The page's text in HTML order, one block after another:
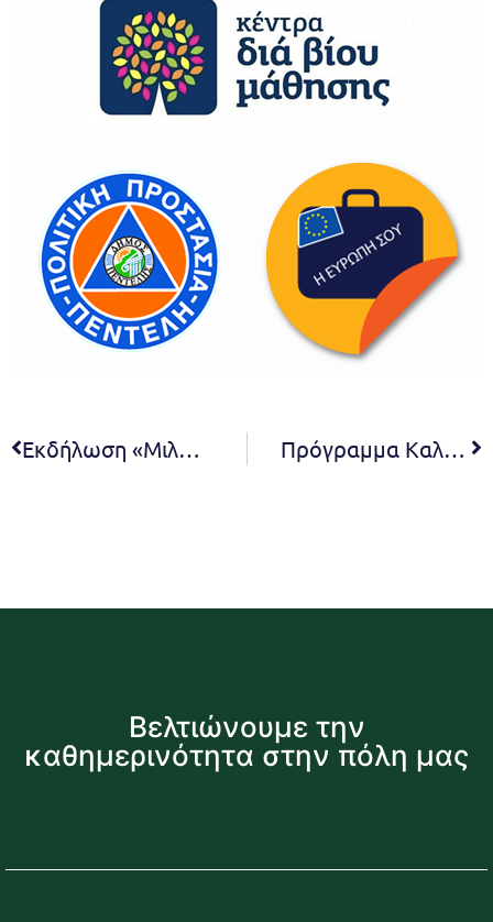
Εκδήλωση «Μιλώντας για την Ισότητα» Πρόγραμμα Καλοκαιρινής Αθλητικής και Δημιουργικής Απασχόλησης Παιδιών Δήμου Πεντέλης έτους 2024
Βελτιώνουμε την
καθημερινότητα στην πόλη μας